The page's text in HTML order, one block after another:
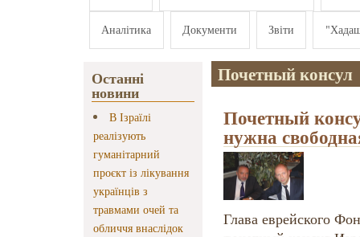
Аналітика Документи Звіти
Останні
новини
В Ізраїлі
реалізують
гуманітарний
проєкт із лікування
українців з
травмами очей та
обличчя внаслідок
Почетный консул
Почетный
нужна
Глава еврейского